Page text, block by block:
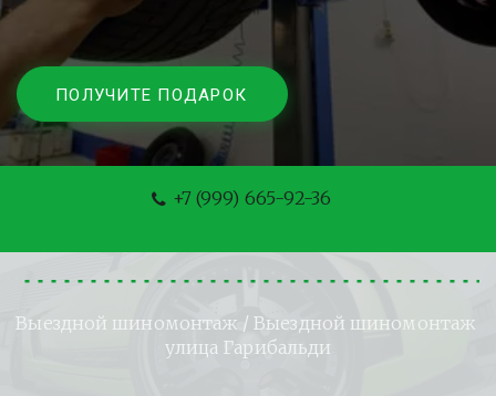
ПОЛУЧИТЕ ПОДАРОК
+7 (999) 665-92-36
Выездной шиномонтаж / Выездной шиномонтаж
улица Гарибальди